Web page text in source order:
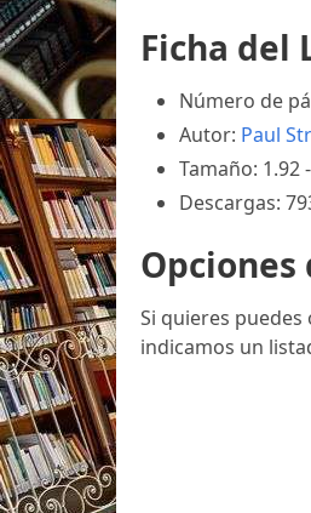
Ficha del
Número de
Autor: Paul
Tamaño: 1.92
Descargas:
Si quieres
indicamos un